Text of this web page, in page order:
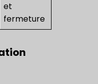
et
fermeture